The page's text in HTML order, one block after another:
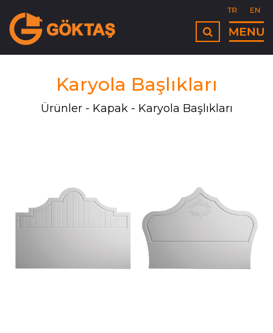
Karyola Başlıkları
Ürünler Kapak Karyola Başlıkları